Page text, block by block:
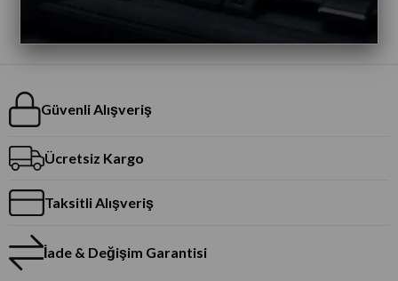
Güvenli Alışveriş
Ücretsiz Kargo
Taksitli Alışveriş
İade & Değişim Garantisi